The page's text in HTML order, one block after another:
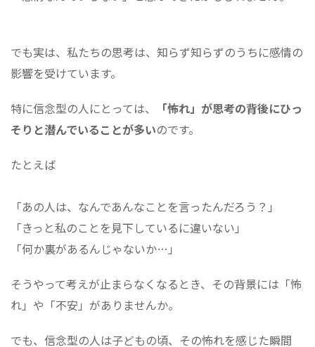
でも実は、私たちの思考は、知らず知らずのうちに感情の
影響を受けています。
特に信念型の人にとっては、
「怖れ」が思考の背後にひっ
そりと潜んでいることが多いのです。
たとえば
「あの人は、なんであんなことを言ったんだろう？」
「きっと私のことを見下しているに違いない」
「何か裏があるんじゃないか…」
そうやって考えが止まらなくなるとき、その背景には「怖
れ」や「不安」がありませんか。
でも、信念型の人は子どもの頃、その怖れを感じた瞬間